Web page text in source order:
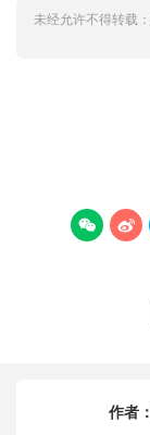
未经允许不得转载：
 
作者：